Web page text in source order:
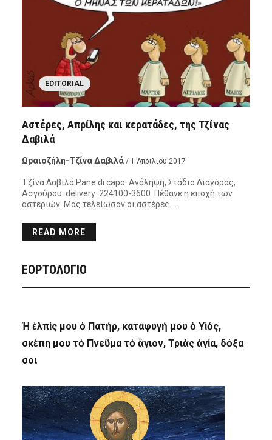
EDITORIAL
Αστέρες, Απρίλης και κερατάδες, της Τζίνας
Δαβιλά
Ωραιοζήλη-Τζίνα Δαβιλά / 1 Απριλίου 2017
Τζίνα Δαβιλά Pane di capo Ανάληψη, Στάδιο Διαγόρας,
Ασγούρου delivery: 224100-3600 Πέθανε η εποχή των
αστεριών. Μας τελείωσαν οι αστέρες….
READ MORE
ΕΟΡΤΟΛΟΓΙΟ
Ἡ ἐλπίς μου ὁ Πατήρ, καταφυγή μου ὁ Υἱός,
σκέπη μου τὸ Πνεῦμα τὸ ἅγιον, Τριὰς ἁγία, δόξα
σοι